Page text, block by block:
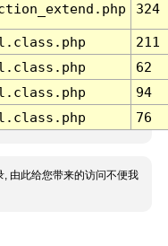
324
211
62
94
76
由此给您带来的访问不便我